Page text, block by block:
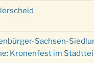
mit der ev. Jugend
Uhr
zu Silvester in der
Uhr
Sachsen-
Kronenfest im